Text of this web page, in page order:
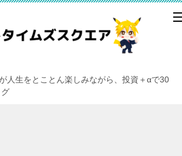
人生をとことん楽しみながら、投資＋αで30